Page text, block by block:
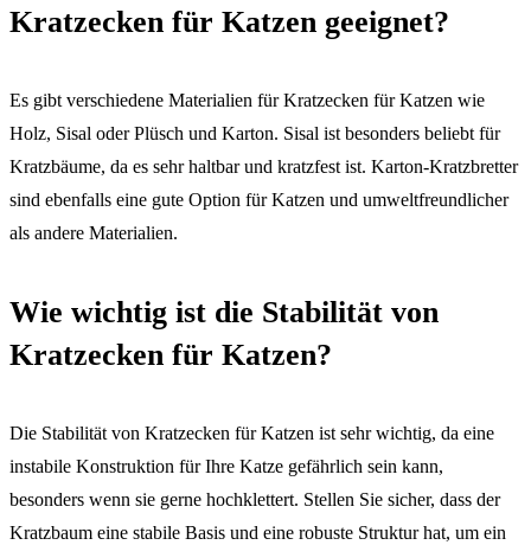
Kratzecken für Katzen geeignet?
Es gibt verschiedene Materialien für Kratzecken für Katzen wie
Holz, Sisal oder Plüsch und Karton. Sisal ist besonders beliebt für
Kratzbäume, da es sehr haltbar und kratzfest ist. Karton-Kratzbretter
sind ebenfalls eine gute Option für Katzen und umweltfreundlicher
als andere Materialien.
Wie wichtig ist die Stabilität von
Kratzecken für Katzen?
Die Stabilität von Kratzecken für Katzen ist sehr wichtig, da eine
instabile Konstruktion für Ihre Katze gefährlich sein kann,
besonders wenn sie gerne hochklettert. Stellen Sie sicher, dass der
Kratzbaum eine stabile Basis und eine robuste Struktur hat, um ein